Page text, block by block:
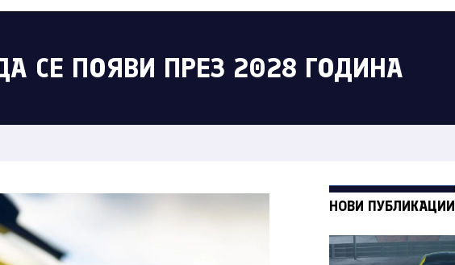
СЕ ПОЯВИ ПРЕЗ 2028 ГОДИНА
НОВИ ПУБЛИКАЦИИ